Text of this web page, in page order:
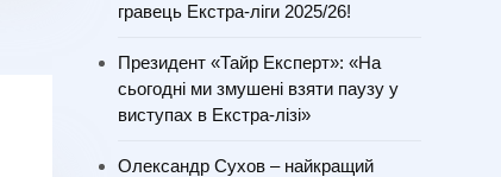
гравець Екстра-ліги 2025/26!
Президент «Тайр Експерт»: «На
сьогодні ми змушені взяти паузу у
виступах в Екстра-лізі»
Олександр Сухов – найкращий